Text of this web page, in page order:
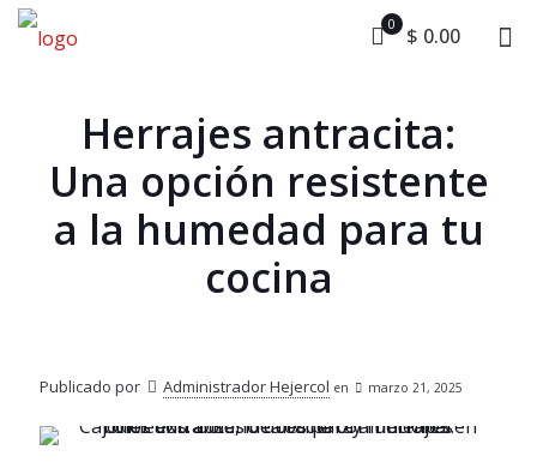
0 $ 0.00
Herrajes antracita:
Una opción resistente
a la humedad para tu
cocina
Publicado por Administrador Hejercol en marzo 21, 2025